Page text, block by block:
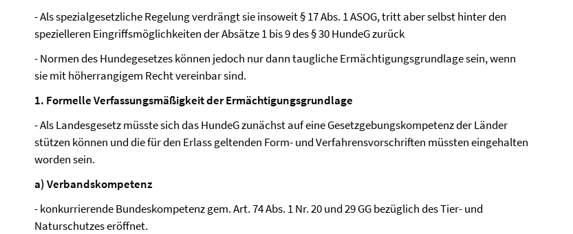
- Als spezialgesetzliche Regelung verdrängt sie insoweit § 17 Abs. 1 ASOG, tritt aber selbst hinter den
spezielleren Eingriffsmöglichkeiten der Absätze 1 bis 9 des § 30 HundeG zurück
- Normen des Hundegesetzes können jedoch nur dann taugliche Ermächtigungsgrundlage sein, wenn
sie mit höherrangigem Recht vereinbar sind.
1. Formelle Verfassungsmäßigkeit der Ermächtigungsgrundlage
- Als Landesgesetz müsste sich das HundeG zunächst auf eine Gesetzgebungskompetenz der Länder
stützen können und die für den Erlass geltenden Form- und Verfahrensvorschriften müssten eingehalten
worden sein.
a) Verbandskompetenz
- konkurrierende Bundeskompetenz gem. Art. 74 Abs. 1 Nr. 20 und 29 GG bezüglich des Tier- und
Naturschutzes eröffnet.